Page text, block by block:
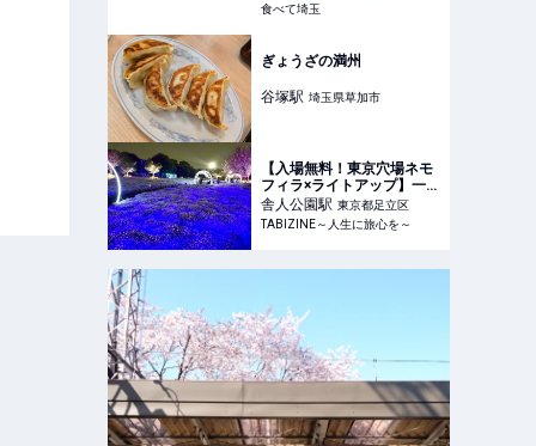
食べて埼玉
ぎょうざの満州
谷塚駅 埼玉県草加市
【入場無料！東京穴場ネモ
フィラ×ライトアップ】一面
青色の幻想的な絶景！足
立・舎人公園
舎人公園駅 東京都足立区
TABIZINE～人生に旅心を～